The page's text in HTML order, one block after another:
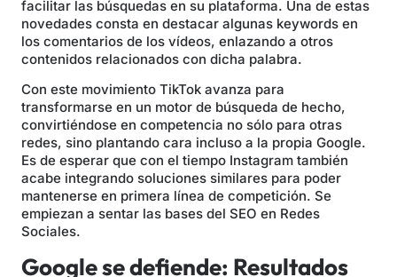
facilitar las búsquedas en su plataforma. Una de estas
novedades consta en destacar algunas keywords en
los comentarios de los vídeos, enlazando a otros
contenidos relacionados con dicha palabra.
Con este movimiento TikTok avanza para
transformarse en un motor de búsqueda de hecho,
convirtiéndose en competencia no sólo para otras
redes, sino plantando cara incluso a la propia Google.
Es de esperar que con el tiempo Instagram también
acabe integrando soluciones similares para poder
mantenerse en primera línea de competición. Se
empiezan a sentar las bases del SEO en Redes
Sociales.
Google se defiende: Resultados